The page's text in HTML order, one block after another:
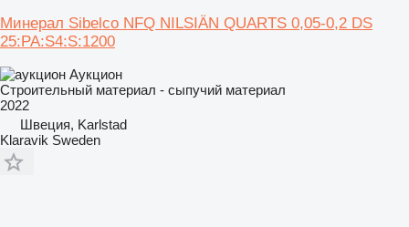
Минерал Sibelco NFQ NILSIÄN QUARTS 0,05-0,2 DS
25:PA:S4:S:1200
Аукцион
Строительный материал - сыпучий материал
2022
Швеция, Karlstad
Klaravik Sweden